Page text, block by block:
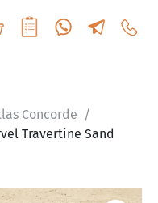
Concorde
Travertine Sand